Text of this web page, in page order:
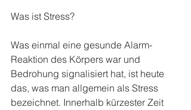
Was ist Stress?
Was einmal eine gesunde Alarm-
Reaktion des Körpers war und
Bedrohung signalisiert hat, ist heute
das, was man allgemein als Stress
bezeichnet. Innerhalb kürzester Zeit